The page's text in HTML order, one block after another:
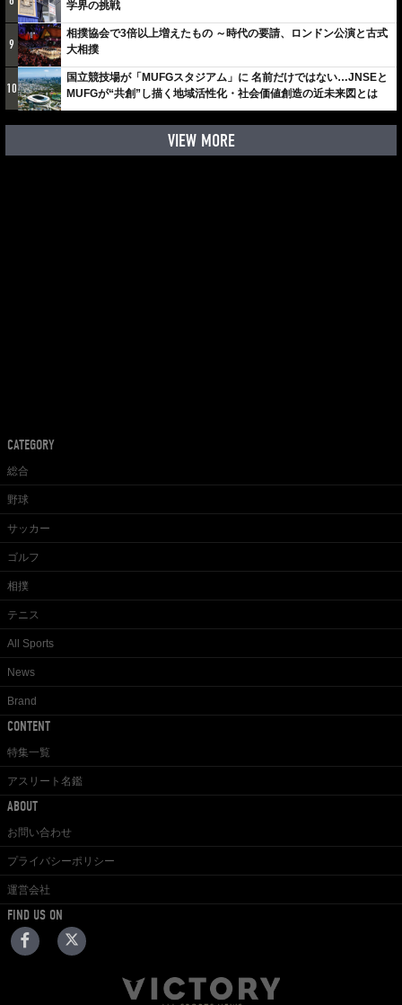
学界の挑戦
9
相撲協会で3倍以上増えたもの ～時代の要請、ロンドン公演と古式
大相撲
10
国立競技場が「MUFGスタジアム」に 名前だけではない…JNSEと
MUFGが“共創”し描く地域活性化・社会価値創造の近未来図とは
VIEW MORE
CATEGORY
総合
野球
サッカー
ゴルフ
相撲
テニス
All Sports
News
Brand
CONTENT
特集一覧
アスリート名鑑
ABOUT
お問い合わせ
プライバシーポリシー
運営会社
FIND US ON